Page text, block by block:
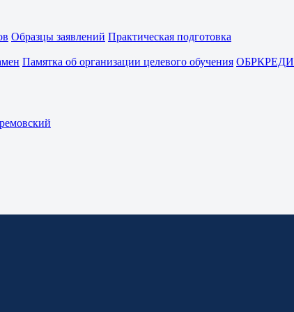
Образцы заявлений Практическая подготовка
Памятка об организации целевого обучения